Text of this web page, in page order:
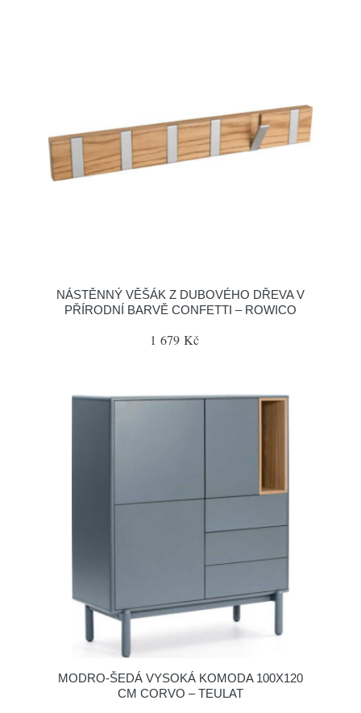
NÁSTĚNNÝ VĚŠÁK Z DUBOVÉHO DŘEVA V
PŘÍRODNÍ BARVĚ CONFETTI – ROWICO
1 679 Kč
MODRO-ŠEDÁ VYSOKÁ KOMODA 100X120
CM CORVO – TEULAT